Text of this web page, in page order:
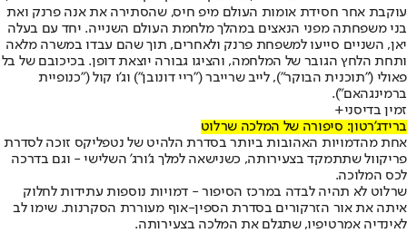
עוקבת אחר חסידת אומות העולם מיפ חיס, שהסתירה את אנה פרנק ואת
בני משפחתה מפני הנאצים במהלך מלחמת העולם השנייה. יחד עם בעלה
יאן, השניים סייעו למשפחת פרנק ולאחרים, תוך שהם עבדו במשרה מלאה
ותחת הלחץ הגובר של המלחמה, והציגו גבורה יוצאת דופן. בכיכובם של בל
פאולי ("תוכנית הבוקר"), לייב שרייבר ("ריי דונובן") וג'ו קול ("כנופיית
ברמינגהאם").
זמין בדיסני+
ברידג'רטון: סיפורה של המלכה שרלוט
אחת מהדמויות האהובות ביותר בסדרת הלהיט של נטפליקס זוכה לסדרת
פריקוול שתתמקד בצעירותה, כשנישאה למלך ג'ורג' השלישי - וגם בדרכה
לכס המלוכה.
שרלוט לא תהיה לבדה במרכז הסיפור - דמויות נוספות עתידות לחלוק
איתה את אור הזרקורים בסדרת הספין-אוף מעוררת הסקרנות. שימו לב
לאינדיה אמרטיפיו, שתגלם את המלכה בצעירותה.